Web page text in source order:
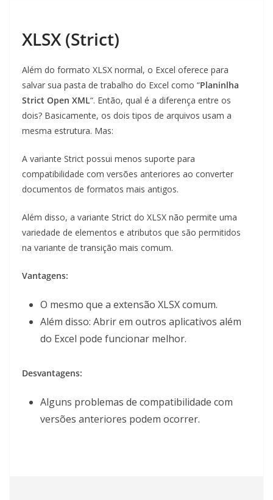
XLSX (Strict)
Além do formato XLSX normal, o Excel oferece para
salvar sua pasta de trabalho do Excel como “Planinlha
Strict Open XML“. Então, qual é a diferença entre os
dois? Basicamente, os dois tipos de arquivos usam a
mesma estrutura. Mas:
A variante Strict possui menos suporte para
compatibilidade com versões anteriores ao converter
documentos de formatos mais antigos.
Além disso, a variante Strict do XLSX não permite uma
variedade de elementos e atributos que são permitidos
na variante de transição mais comum.
Vantagens:
O mesmo que a extensão XLSX comum.
Além disso: Abrir em outros aplicativos além
do Excel pode funcionar melhor.
Desvantagens:
Alguns problemas de compatibilidade com
versões anteriores podem ocorrer.